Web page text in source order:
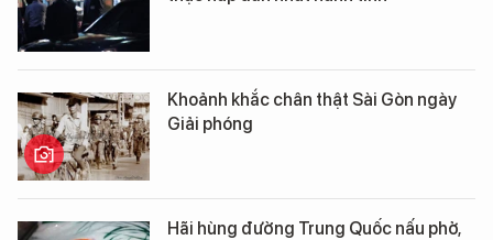
Khoảnh khắc chân thật Sài Gòn ngày
Giải phóng
Hãi hùng đường Trung Quốc nấu phở,